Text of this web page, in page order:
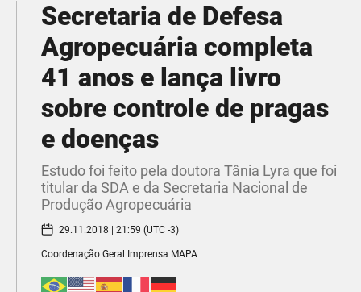
Secretaria de Defesa
Agropecuária completa
41 anos e lança livro
sobre controle de pragas
e doenças
Estudo foi feito pela doutora Tânia Lyra que foi
titular da SDA e da Secretaria Nacional de
Produção Agropecuária
29.11.2018 | 21:59 (UTC -3)
Coordenação Geral Imprensa MAPA